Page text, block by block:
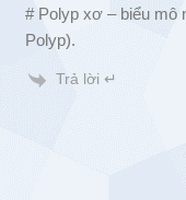
# Polyp xơ – biểu mô
Polyp).
Trả lời ↵